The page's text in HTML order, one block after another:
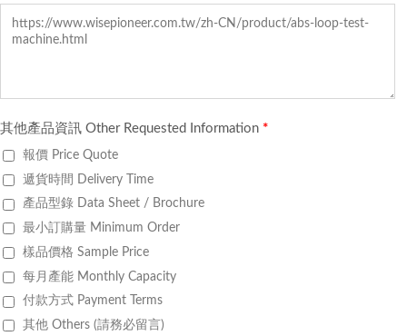
其他產品資訊 Other Requested Information *
報價 Price Quote
遞貨時間 Delivery Time
產品型錄 Data Sheet / Brochure
最小訂購量 Minimum Order
樣品價格 Sample Price
每月產能 Monthly Capacity
付款方式 Payment Terms
其他 Others (請務必留言)